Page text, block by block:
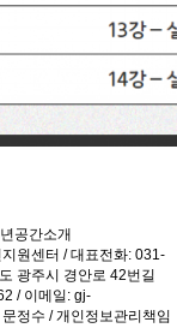
공간소개
원센터 / 대표전화: 031-
광주시 경안로 42번길
/ 이메일: gj-
정수 / 개인정보관리책임